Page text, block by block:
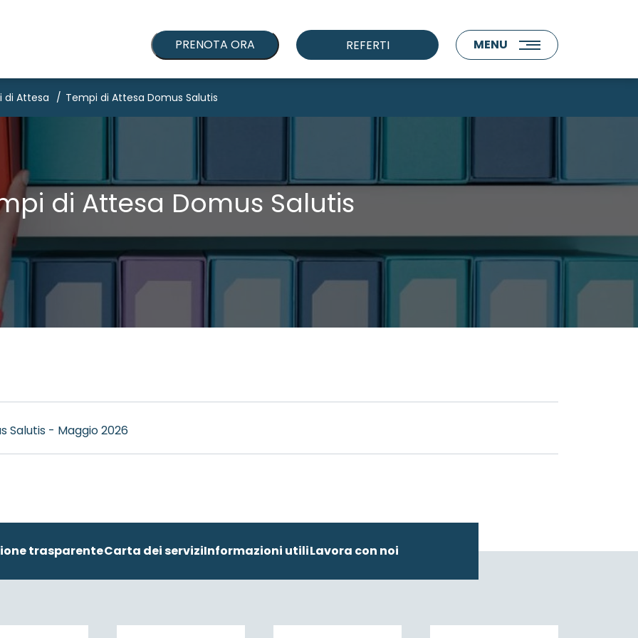
PRENOTA ORA REFERTI MENU
di Attesa Tempi di Attesa Domus Salutis
di Attesa Domus Salutis
Salutis - Maggio 2026
trasparenteCarta dei serviziInformazioni utiliLavora con noi